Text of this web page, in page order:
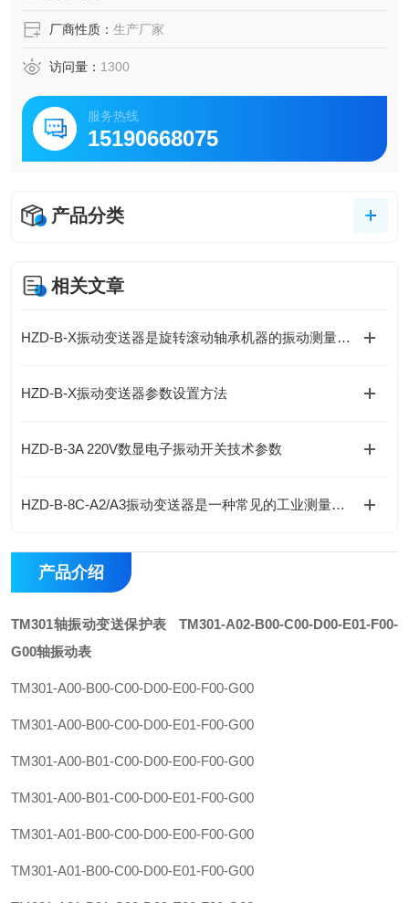
厂商性质： 生产厂家
访问量： 1300
服务热线
15190668075
产品分类
相关文章
HZD-B-X振动变送器是旋转滚动轴承机器的振动测量监控的理想选择
HZD-B-X振动变送器参数设置方法
HZD-B-3A 220V数显电子振动开关技术参数
HZD-B-8C-A2/A3振动变送器是一种常见的工业测量仪器，用于测量物体的振动
产品介绍
TM301轴振动变送保护表 TM301-A02-B00-C00-D00-E01-F00-
G00轴振动表
TM301-A00-B00-C00-D00-E00-F00-G00
TM301-A00-B00-C00-D00-E01-F00-G00
TM301-A00-B01-C00-D00-E00-F00-G00
TM301-A00-B01-C00-D00-E01-F00-G00
TM301-A01-B00-C00-D00-E00-F00-G00
TM301-A01-B00-C00-D00-E01-F00-G00